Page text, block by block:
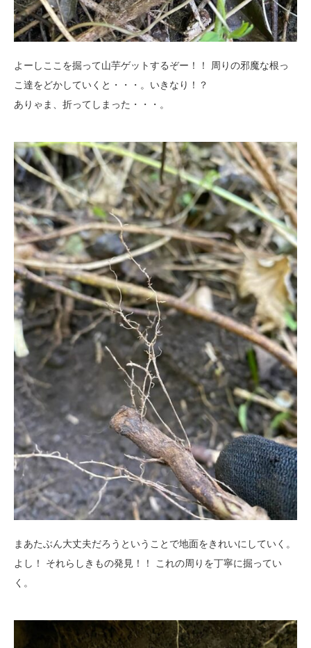
よーしここを掘って山芋ゲットするぞー！！ 周りの邪魔な根っ
こ達をどかしていくと・・・。いきなり！？
ありゃま、折ってしまった・・・。
まあたぶん大丈夫だろうということで地面をきれいにしていく。
よし！ それらしきもの発見！！ これの周りを丁寧に掘ってい
く。